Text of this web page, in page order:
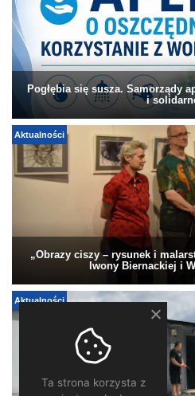
Pogłębia się susza. Samorządy
i
Aktualności
„Obrazy ciszy – rysunek i
Iwony Biernackiej i
Aktualności
Ta strona korzysta z